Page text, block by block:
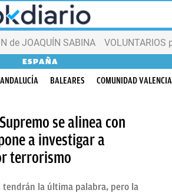
de JOAQUÍN SABINA VOLUNTARIOS
ESPAÑA
ANDALUCÍA BALEARES COMUNIDAD
se alinea con
a investigar a
terrorismo
tendrán la última palabra, pero la